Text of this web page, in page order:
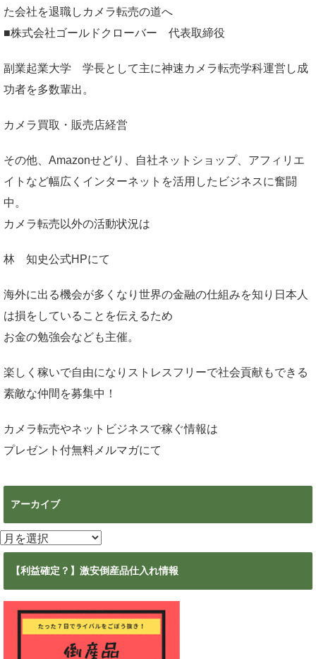
た会社を退職しカメラ転売の道へ
■株式会社ゴールドクローバー 代表取締役
副業起業大学 学長として主に神速カメラ転売学科運営し成
功者を多数輩出。
カメラ買取・販売店経営
その他、Amazonせどり、自社ネットショップ、アフィリエ
イトなど幅広くインターネットを活用したビジネスに奮闘
中。
カメラ転売以外の活動状況は
林 知史公式HPにて
海外に出る機会が多くなり世界の金融の仕組みを知り日本人
は損をしていることを伝えるため
お金の勉強会なども主催。
楽しく稼いで自由になりストレスフリーで社会貢献もできる
素敵な仲間を募集中！
カメラ転売やネットビジネスで稼ぐ情報は
プレゼント付無料メルマガにて
アーカイブ
ア
ー
【利益確定？】激安倒産品仕入れ情報